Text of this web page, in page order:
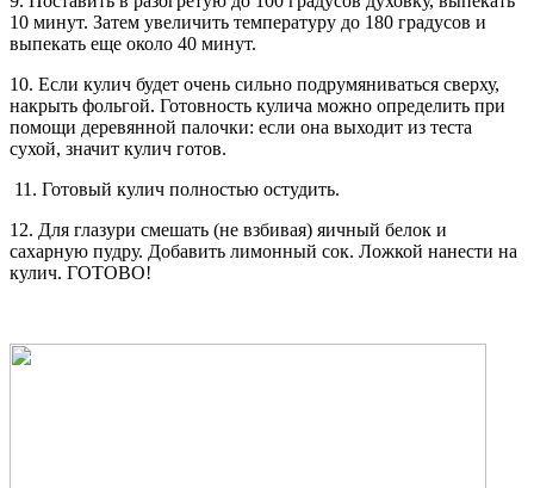
10 минут. Затем увеличить температуру до 180 градусов и
выпекать еще около 40 минут.
10. Если кулич будет очень сильно подрумяниваться сверху,
накрыть фольгой. Готовность кулича можно определить при
помощи деревянной палочки: если она выходит из теста
сухой, значит кулич готов.
11. Готовый кулич полностью остудить.
12. Для глазури смешать (не взбивая) яичный белок и
сахарную пудру. Добавить лимонный сок. Ложкой нанести на
кулич. ГОТОВО!